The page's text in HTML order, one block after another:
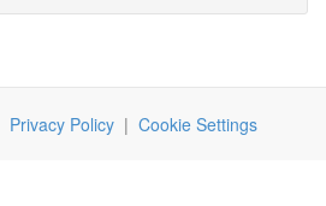
Privacy Policy| Cookie Settings